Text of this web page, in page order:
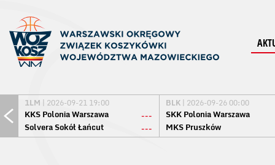
1LM | 2026-09-21 19:00
KKS Polonia Warszawa
---
Solvera Sokół Łańcut
---
BLK | 2026-09-26 00:00
SKK Polonia Warszawa
MKS Pruszków